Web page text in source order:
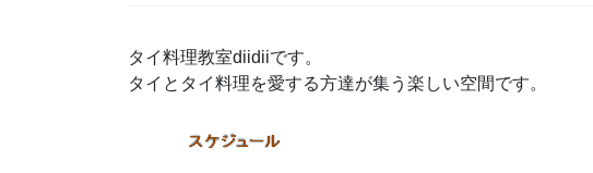
タイ料理教室diidiiです。
タイとタイ料理を愛する方達が集う楽しい空間です。